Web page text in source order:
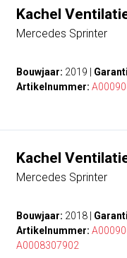
Kachel
Mercedes Sprinter
Bouwjaar: 2019
Artikelnummer:
Kachel
Mercedes Sprinter
Bouwjaar: 2018
Artikelnummer:
A0008307902